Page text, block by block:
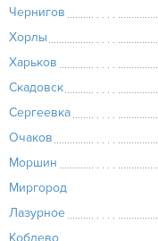
Чернигов
Хорлы
Харьков
Скадовск
Сергеевка
Очаков
Моршин
Миргород
Лазурное
Коблево